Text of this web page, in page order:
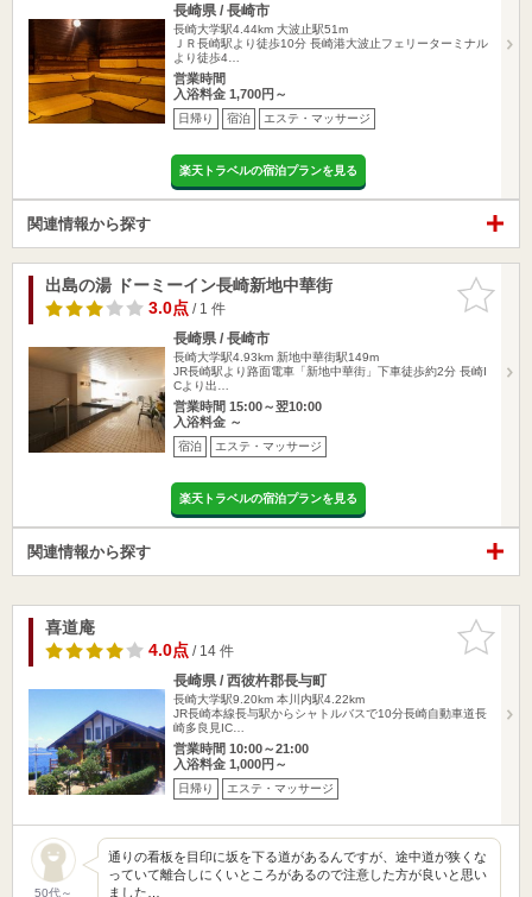
長崎県 / 長崎市
長崎大学駅4.44km 大波止駅51m
ＪＲ長崎駅より徒歩10分 長崎港大波止フェリーターミナル
より徒歩4…
営業時間
入浴料金 1,700円～
日帰り 宿泊 エステ・マッサージ
楽天トラベルの宿泊プランを見る
関連情報から探す
お気に入
りに追加
出島の湯 ドーミーイン長崎新地中華街
3.0点/ 1 件
長崎県 / 長崎市
長崎大学駅4.93km 新地中華街駅149m
JR長崎駅より路面電車「新地中華街」下車徒歩約2分 長崎I
Cより出…
営業時間 15:00～翌10:00
入浴料金 ～
宿泊 エステ・マッサージ
楽天トラベルの宿泊プランを見る
関連情報から探す
お気に入
りに追加
喜道庵
4.0点/ 14 件
長崎県 / 西彼杵郡長与町
長崎大学駅9.20km 本川内駅4.22km
JR長崎本線長与駅からシャトルバスで10分長崎自動車道長
崎多良見IC…
営業時間 10:00～21:00
入浴料金 1,000円～
日帰り エステ・マッサージ
50代～
通りの看板を目印に坂を下る道があるんですが、途中道が狭くな
っていて離合しにくいところがあるので注意した方が良いと思い
ました…